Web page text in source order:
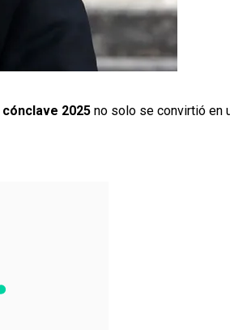
cónclave 2025 no solo se convirtió en